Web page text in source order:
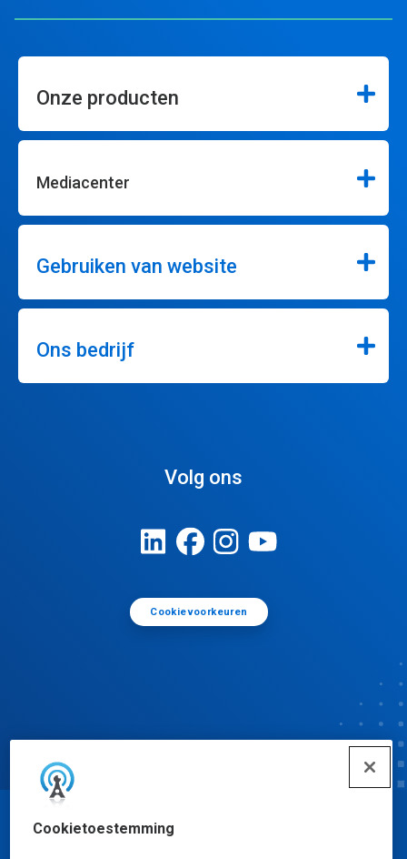
Cookietoestemming
Onze producten
Mediacenter
Gebruiken van website
Ons bedrijf
Volg ons
Cookievoorkeuren
© Ecolab Inc. 2025